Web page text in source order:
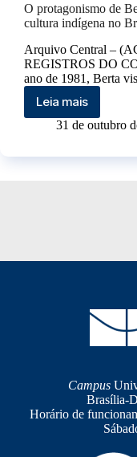
O protagonismo de
cultura indígena no
Arquivo Central –
REGISTROS DO
ano de 1981, Berta
Leia mais
31 de outubro
Campus
Brasília-
Horário de